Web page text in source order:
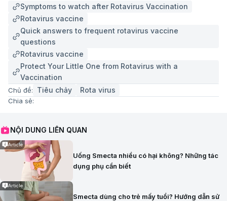
Symptoms to watch after Rotavirus Vaccination
Rotavirus vaccine
Quick answers to frequent rotavirus vaccine
questions
Rotavirus vaccine
Protect Your Little One from Rotavirus with a
Vaccination
Chủ đề: Tiêu chảy Rota virus
Chia sẻ:
NỘI DUNG LIÊN QUAN
Article
Uống Smecta nhiều có hại không? Những tác
dụng phụ cần biết
Article
Smecta dùng cho trẻ mấy tuổi? Hướng dẫn sử